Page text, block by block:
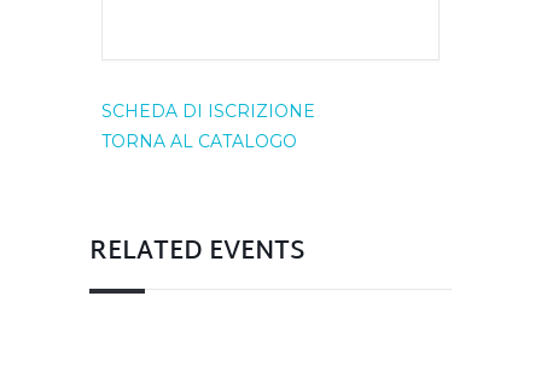
SCHEDA DI ISCRIZIONE
TORNA AL CATALOGO
RELATED EVENTS